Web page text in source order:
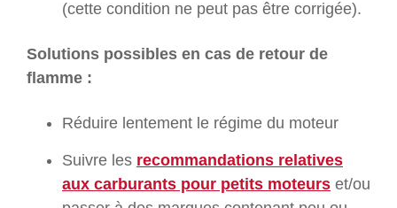
(cette condition ne peut pas être corrigée).
Solutions possibles en cas de retour de
flamme :
Réduire lentement le régime du moteur
Suivre les recommandations relatives
aux carburants pour petits moteurs et/ou